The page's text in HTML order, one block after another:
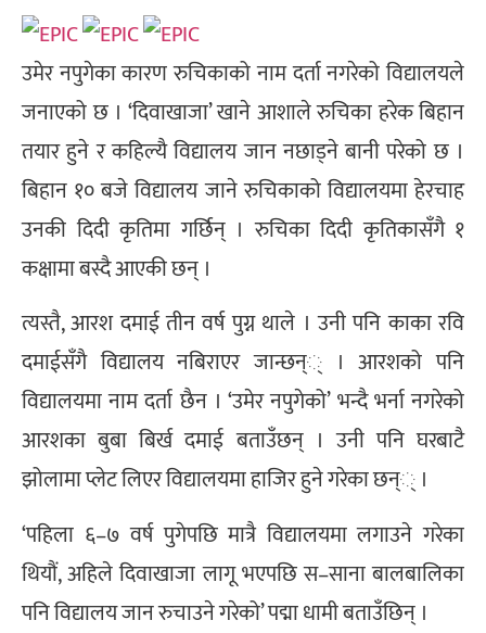
उमेर नपुगेका कारण रुचिकाको नाम दर्ता नगरेको विद्यालयले
जनाएको छ । ‘दिवाखाजा’ खाने आशाले रुचिका हरेक बिहान
तयार हुने र कहिल्यै विद्यालय जान नछाड्ने बानी परेको छ ।
बिहान १० बजे विद्यालय जाने रुचिकाको विद्यालयमा हेरचाह
उनकी दिदी कृतिमा गर्छिन् । रुचिका दिदी कृतिकासँगै १
कक्षामा बस्दै आएकी छन् ।
त्यस्तै, आरश दमाई तीन वर्ष पुग्न थाले । उनी पनि काका रवि
दमाईसँगै विद्यालय नबिराएर जान्छन्् । आरशको पनि
विद्यालयमा नाम दर्ता छैन । ‘उमेर नपुगेको’ भन्दै भर्ना नगरेको
आरशका बुबा बिर्ख दमाई बताउँछन् । उनी पनि घरबाटै
झोलामा प्लेट लिएर विद्यालयमा हाजिर हुने गरेका छन्् ।
‘पहिला ६–७ वर्ष पुगेपछि मात्रै विद्यालयमा लगाउने गरेका
थियौं, अहिले दिवाखाजा लागू भएपछि स–साना बालबालिका
पनि विद्यालय जान रुचाउने गरेको’ पद्मा धामी बताउँछिन् ।